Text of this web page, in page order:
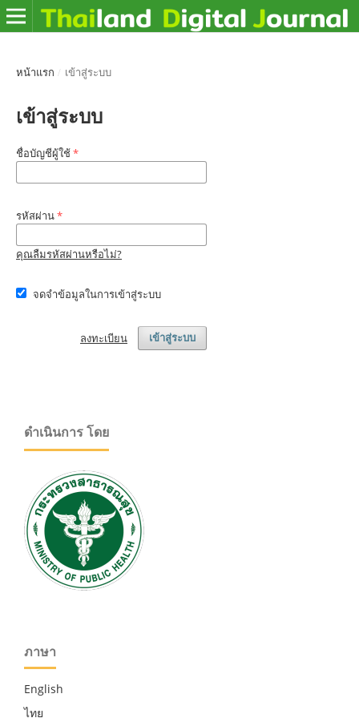
หน้าแรก / เข้าสู่ระบบ
เข้าสู่ระบบ
ชื่อบัญชีผู้ใช้*
รหัสผ่าน*
คุณลืมรหัสผ่านหรือไม่?
จดจำข้อมูลในการเข้าสู่ระบบ
เข้าสู่ระบบ
ลงทะเบียน
ดำเนินการ โดย
ภาษา
English
ไทย